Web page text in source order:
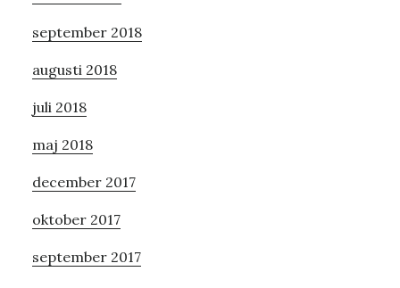
september 2018
augusti 2018
juli 2018
maj 2018
december 2017
oktober 2017
september 2017